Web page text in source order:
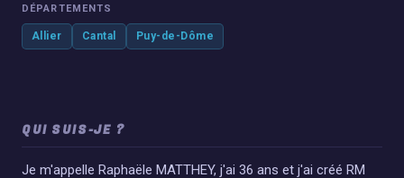
QUI SUIS-JE ?
Je m'appelle Raphaële MATTHEY, j'ai 36 ans et j'ai créé RM
DÉPARTEMENTS
Allier Cantal Puy-de-Dôme